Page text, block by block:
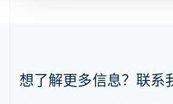
想了解更多信息？联系
PortuguêsEnglish
日本